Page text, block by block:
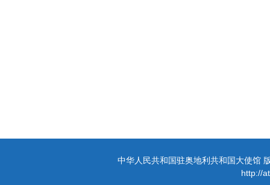
中华人民共和国驻奥地利共和国大使馆
http://